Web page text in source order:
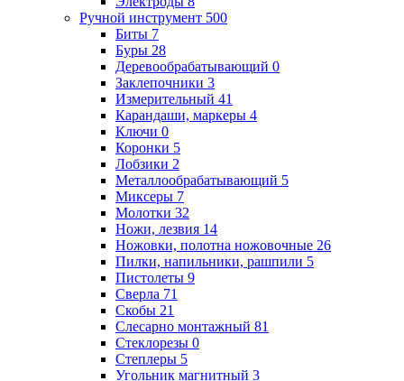
Ручной инструмент 500
Биты 7
Буры 28
Деревообрабатывающий 0
Заклепочники 3
Измерительный 41
Карандаши, маркеры 4
Ключи 0
Коронки 5
Лобзики 2
Металлообрабатывающий 5
Миксеры 7
Молотки 32
Ножи, лезвия 14
Ножовки, полотна ножовочные 26
Пилки, напильники, рашпили 5
Пистолеты 9
Сверла 71
Скобы 21
Слесарно монтажный 81
Стеклорезы 0
Степлеры 5
Угольник магнитный 3